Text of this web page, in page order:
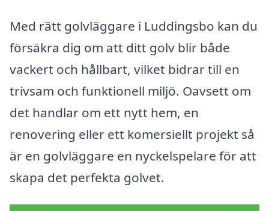
Med rätt golvläggare i Luddingsbo kan du
försäkra dig om att ditt golv blir både
vackert och hållbart, vilket bidrar till en
trivsam och funktionell miljö. Oavsett om
det handlar om ett nytt hem, en
renovering eller ett komersiellt projekt så
är en golvläggare en nyckelspelare för att
skapa det perfekta golvet.